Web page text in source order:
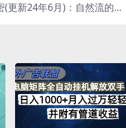
(更新24年6月)：自然流的逻